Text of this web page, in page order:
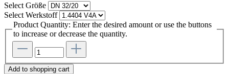
Select Größe
Select Werkstoff
Product Quantity: Enter the desired amount or use the buttons
to increase or decrease the quantity.
Add to shopping cart